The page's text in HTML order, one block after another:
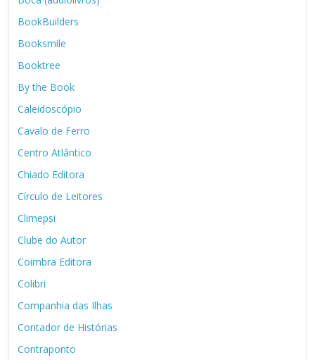
BookBuilders
Booksmile
Booktree
By the Book
Caleidoscópio
Cavalo de Ferro
Centro Atlântico
Chiado Editora
Círculo de Leitores
Climepsi
Clube do Autor
Coimbra Editora
Colibri
Companhia das Ilhas
Contador de Histórias
Contraponto